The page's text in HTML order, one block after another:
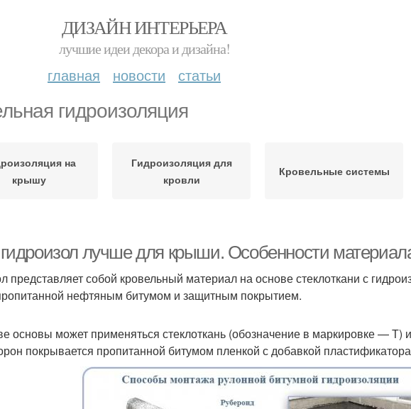
ДИЗАЙН ИНТЕРЬЕРА
лучшие идеи декора и дизайна!
главная новости статьи
гидроизоляция
на
крышу
Гидроизоляция для
кровли
Кровельные системы
лучше для крыши. Особенности
представляет собой кровельный материал на основе стеклоткани с
нефтяным битумом и защитным покрытием.
основы может применяться стеклоткань (обозначение в маркировке — Т)
покрывается пропитанной битумом пленкой с добавкой